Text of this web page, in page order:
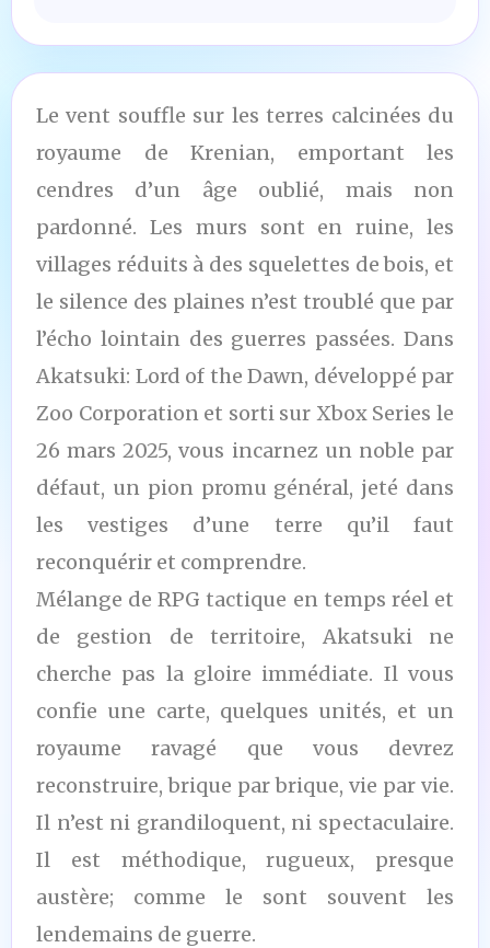
Le vent souffle sur les terres calcinées du
royaume de Krenian, emportant les
cendres d’un âge oublié, mais non
pardonné. Les murs sont en ruine, les
villages réduits à des squelettes de bois, et
le silence des plaines n’est troublé que par
l’écho lointain des guerres passées. Dans
Akatsuki: Lord of the Dawn, développé par
Zoo Corporation et sorti sur Xbox Series le
26 mars 2025, vous incarnez un noble par
défaut, un pion promu général, jeté dans
les vestiges d’une terre qu’il faut
reconquérir et comprendre.
Mélange de RPG tactique en temps réel et
de gestion de territoire, Akatsuki ne
cherche pas la gloire immédiate. Il vous
confie une carte, quelques unités, et un
royaume ravagé que vous devrez
reconstruire, brique par brique, vie par vie.
Il n’est ni grandiloquent, ni spectaculaire.
Il est méthodique, rugueux, presque
austère; comme le sont souvent les
lendemains de guerre.